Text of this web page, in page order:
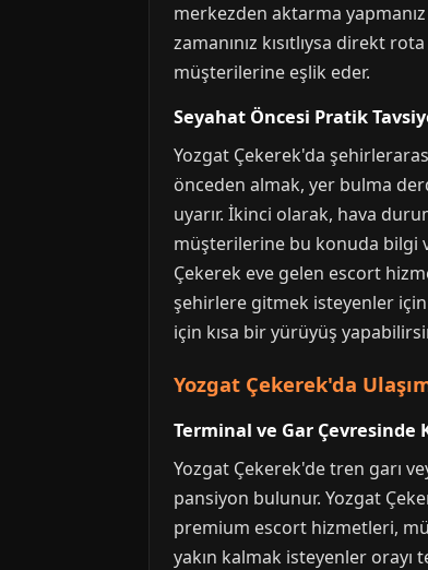
merkezden aktarma
zamanınız kısıtlıysa direkt
müşterilerine eşlik eder.
Seyahat Öncesi Pratik
Yozgat Çekerek'da
önceden almak, yer bulma
uyarır. İkinci olarak, hava
müşterilerine bu konuda bilgi
Çekerek eve gelen escort
şehirlere gitmek isteyenler için
için kısa bir yürüyüş
Yozgat Çekerek'da
Terminal ve Gar Çevresinde
Yozgat Çekerek'de tren garı
pansiyon bulunur. Yozgat
premium escort hizmetleri,
yakın kalmak isteyenler orayı